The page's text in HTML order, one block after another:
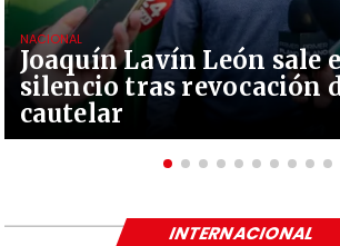
Joaquín Lavín León sale
silencio tras revocación
cautelar
NACIONAL
INTERNACIONAL